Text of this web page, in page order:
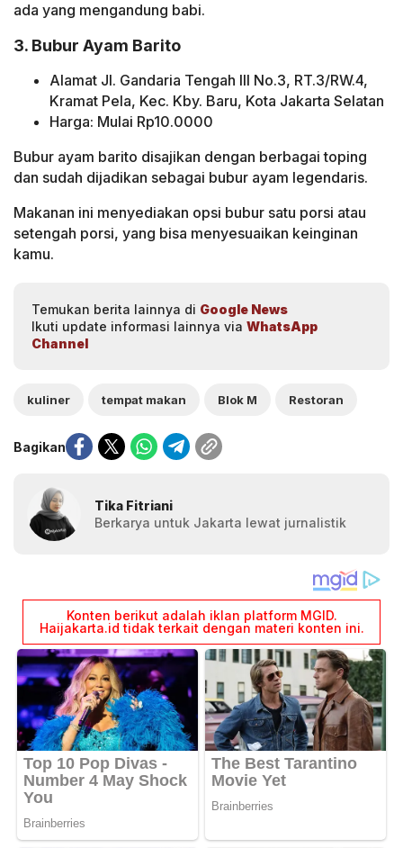
ada yang mengandung babi.
3. Bubur Ayam Barito
Alamat Jl. Gandaria Tengah III No.3, RT.3/RW.4,
Kramat Pela, Kec. Kby. Baru, Kota Jakarta Selatan
Harga: Mulai Rp10.0000
Bubur ayam barito disajikan dengan berbagai toping
dan sudah dijadikan sebagai bubur ayam legendaris.
Makanan ini menyediakan opsi bubur satu porsi atau
setengah porsi, yang bisa menyesuaikan keinginan
kamu.
Temukan berita lainnya di Google News
Ikuti update informasi lainnya via WhatsApp
Channel
kuliner tempat makan Blok M Restoran
Bagikan
Tika Fitriani
Berkarya untuk Jakarta lewat jurnalistik